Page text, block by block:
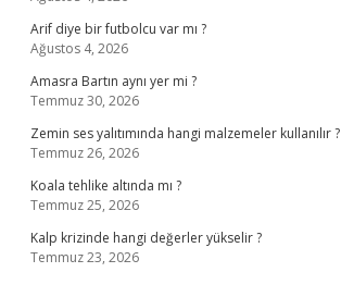
Arif diye bir futbolcu var mı ?
Ağustos 4, 2026
Amasra Bartın aynı yer mi ?
Temmuz 30, 2026
Zemin ses yalıtımında hangi malzemeler kullanılır ?
Temmuz 26, 2026
Koala tehlike altında mı ?
Temmuz 25, 2026
Kalp krizinde hangi değerler yükselir ?
Temmuz 23, 2026